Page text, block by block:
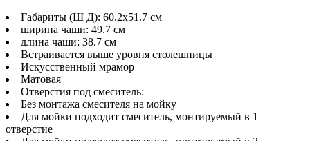
Габариты (Ш Д): 60.2x51.7 см
ширина чаши: 49.7 см
длина чаши: 38.7 см
Встраивается выше уровня столешницы
Искусственный мрамор
Матовая
Отверстия под смеситель:
Без монтажа смесителя на мойку
Для мойки подходит смеситель, монтируемый в 1
отверстие